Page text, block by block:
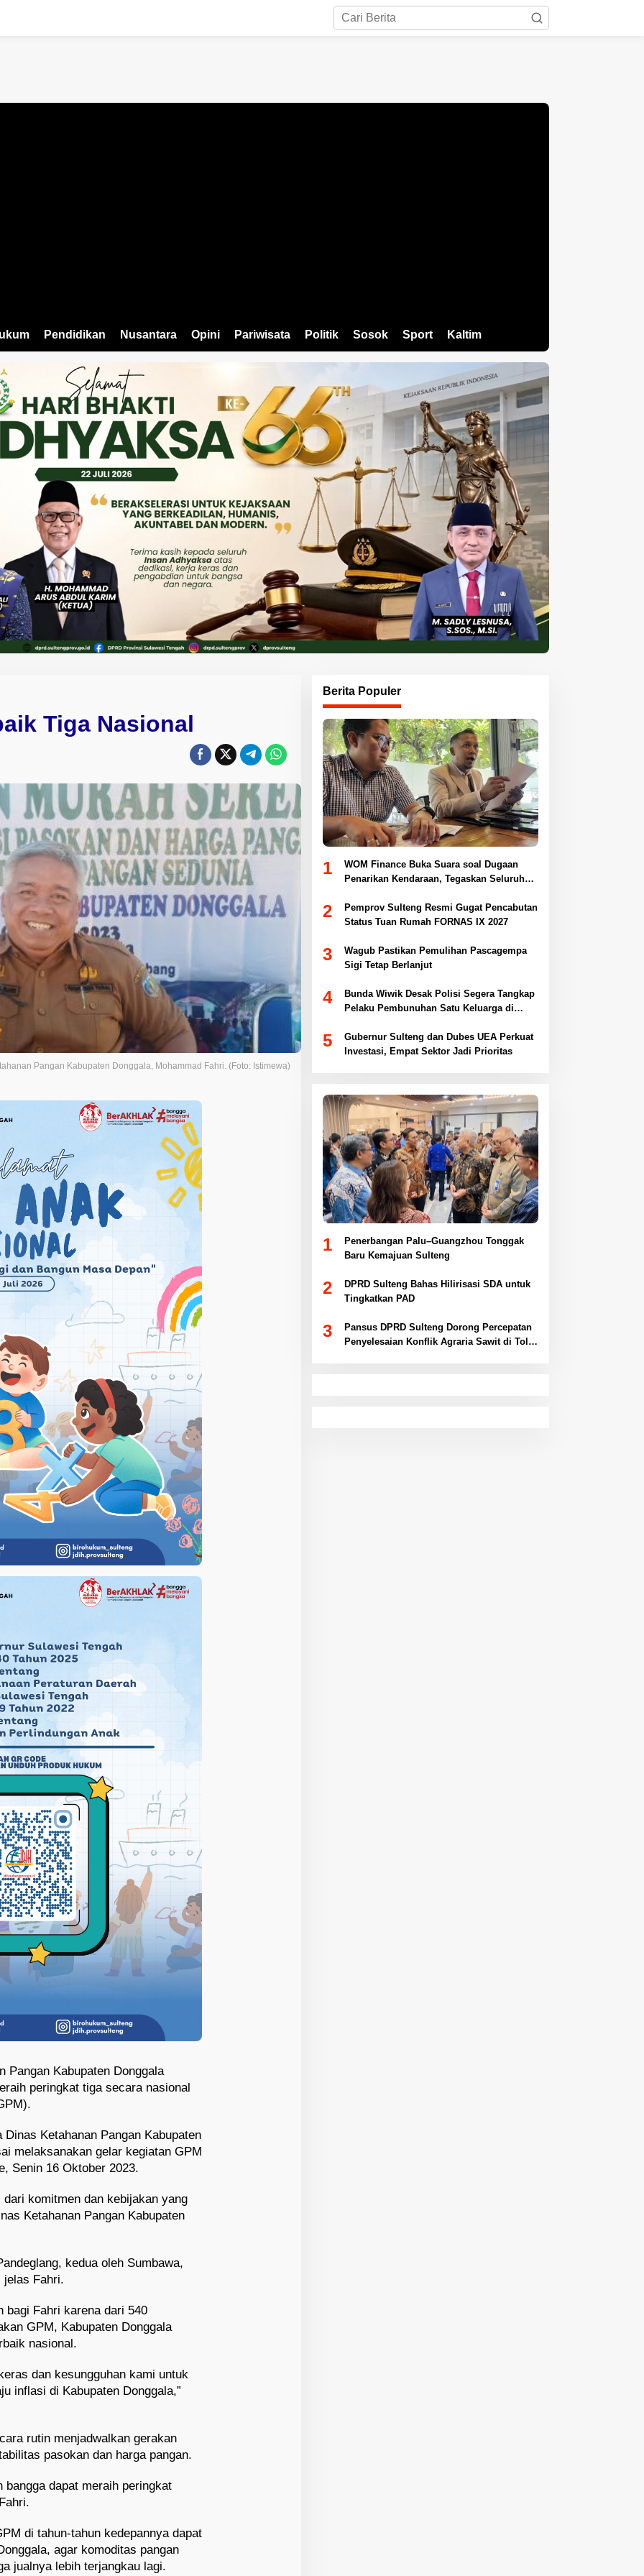
Pendidikan Nusantara Opini Pariwisata Politik Sosok Sport Kaltim
Tiga Nasional
Pangan Kabupaten Donggala, Mohammad Fahri. (Foto: Istimewa)
Pangan Kabupaten Donggala
peringkat tiga secara nasional
Ketahanan Pangan Kabupaten
melaksanakan gelar kegiatan GPM
Senin 16 Oktober 2023.
komitmen dan kebijakan yang
Ketahanan Pangan Kabupaten
kedua oleh Sumbawa,
jelas Fahri.
bagi Fahri karena dari 540
GPM, Kabupaten Donggala
nasional.
dan kesungguhan kami untuk
inflasi di Kabupaten Donggala,”
rutin menjadwalkan gerakan
pasokan dan harga pangan.
bangga dapat meraih peringkat
di tahun-tahun kedepannya dapat
agar komoditas pangan
jualnya lebih terjangkau lagi.
Berita Populer
1
WOM Finance Buka Suara soal Dugaan
Penarikan Kendaraan, Tegaskan Seluruh
2
Pemprov Sulteng Resmi Gugat Pencabutan
Status Tuan Rumah FORNAS IX 2027
3
Wagub Pastikan Pemulihan Pascagempa
Sigi Tetap Berlanjut
4
Bunda Wiwik Desak Polisi Segera Tangkap
Pelaku Pembunuhan Satu Keluarga di
5
Gubernur Sulteng dan Dubes UEA Perkuat
Investasi, Empat Sektor Jadi Prioritas
1
Penerbangan Palu–Guangzhou Tonggak
Baru Kemajuan Sulteng
2
DPRD Sulteng Bahas Hilirisasi SDA untuk
Tingkatkan PAD
3
Pansus DPRD Sulteng Dorong Percepatan
Penyelesaian Konflik Agraria Sawit di Toli-